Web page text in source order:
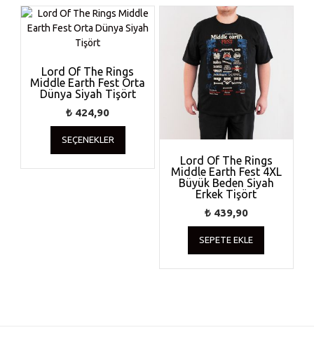
Lord Of The Rings
Middle Earth Fest Orta
Dünya Siyah Tişört
₺ 424,90
SEÇENEKLER
Bu
birden
fazla
Lord Of The Rings
Middle Earth Fest 4XL
Büyük Beden Siyah
Erkek Tişört
₺439,90
SEPETE EKLE